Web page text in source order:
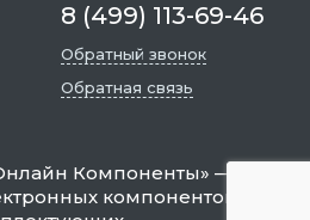
8 (499) 113-69-46
Обратный звонок
Обратная связь
Компоненты» —
компонентов и
Орёл
Пенза
Пермь
Салехард